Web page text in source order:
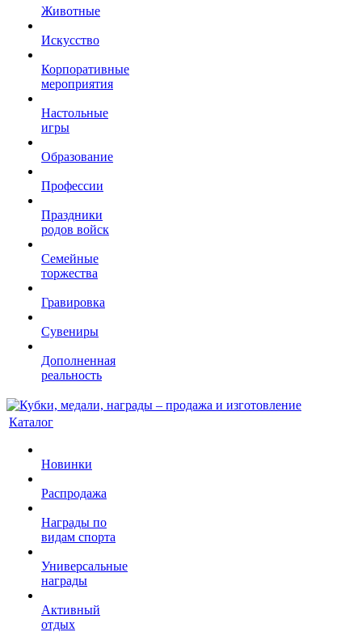
Животные
Искусство
Корпоративные
мероприятия
Настольные
игры
Образование
Профессии
Праздники
родов войск
Семейные
торжества
Гравировка
Сувениры
Дополненная
реальность
Каталог
Новинки
Распродажа
Награды по
видам спорта
Универсальные
награды
Активный
отдых